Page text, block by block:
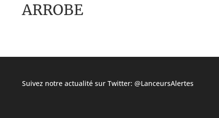
ARROBE
Suivez notre actualité sur Twitter: @LanceursAlertes